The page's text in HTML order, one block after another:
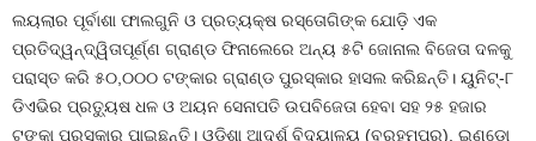
ଲୟଲାର ପୂର୍ବାଶା ଫାଲଗୁନି ଓ ପ୍ରତ୍ୟକ୍ଷ ରସ୍ତୋଗିଙ୍କ ଯୋଡ଼ି ଏକ
ପ୍ରତିଦ୍ୱନ୍ଦ୍ୱିତାପୂର୍ଣ୍ଣ ଗ୍ରାଣ୍ଡ ଫିନାଲେରେ ଅନ୍ୟ ୫ଟି ଜୋନାଲ ବିଜେତା ଦଳକୁ
ପରାସ୍ତ କରି ୫୦,୦୦୦ ଟଙ୍କାର ଗ୍ରାଣ୍ଡ ପୁରସ୍କାର ହାସଲ କରିଛନ୍ତି। ୟୁନିଟ୍-୮
ଡିଏଭିର ପ୍ରତ୍ୟୁଷ ଧଳ ଓ ଅୟନ ସେନାପତି ଉପବିଜେତା ହେବା ସହ ୨୫ ହଜାର
ଟଙ୍କା ପୁରସ୍କାର ପାଇଛନ୍ତି। ଓଡ଼ିଶା ଆଦର୍ଶ ବିଦ୍ୟାଳୟ (ବ୍ରହ୍ମପୁର), ଇଣ୍ଡୋ